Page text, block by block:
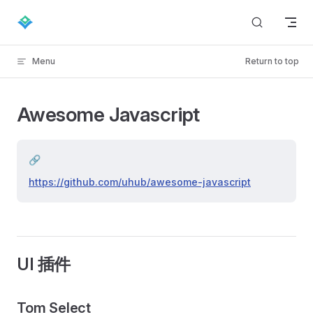
Skip to content
Menu Return to top
Awesome Javascript
🔗
https://github.com/uhub/awesome-javascript
UI 插件
Tom Select